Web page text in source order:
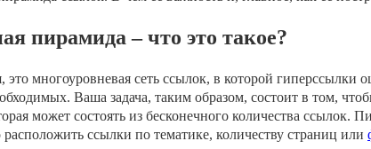
пирамида – что это такое?
это многоуровневая сеть ссылок, в которой гиперссылки
Ваша задача, таким образом, состоит в том,
может состоять из бесконечного количества ссылок.
ссылки по тематике, количеству страниц или